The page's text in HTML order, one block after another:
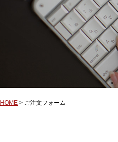
HOME > ご注文フォーム